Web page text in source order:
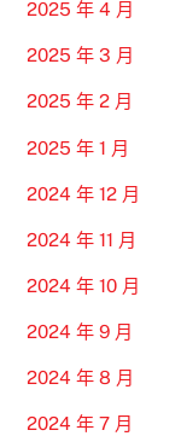
2025 年 4 月
2025 年 3 月
2025 年 2 月
2025 年 1 月
2024 年 12 月
2024 年 11 月
2024 年 10 月
2024 年 9 月
2024 年 8 月
2024 年 7 月